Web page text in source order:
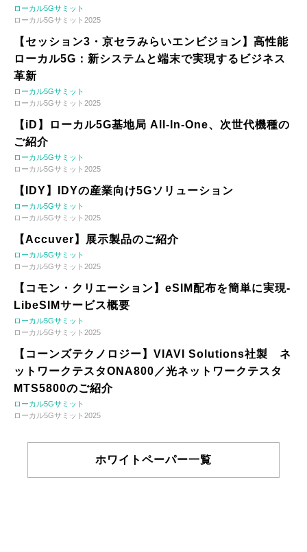
ローカル5Gサミット
ローカル5Gサミット2025
【セッション3・京セラみらいエンビジョン】高性能
ローカル5G：新システムと端末で実現するビジネス
革新
ローカル5Gサミット
ローカル5Gサミット2025
【iD】ローカル5G基地局 All-In-One、次世代機種の
ご紹介
ローカル5Gサミット
ローカル5Gサミット2025
【IDY】IDYの産業向け5Gソリューション
ローカル5Gサミット
ローカル5Gサミット2025
【Accuver】展示製品のご紹介
ローカル5Gサミット
ローカル5Gサミット2025
【コモン・クリエーション】eSIM配布を簡単に実現-
LibeSIMサービス概要
ローカル5Gサミット
ローカル5Gサミット2025
【コーンズテクノロジー】VIAVI Solutions社製 ネ
ットワークテスタONA800／光ネットワークテスタ
MTS5800のご紹介
ローカル5Gサミット
ローカル5Gサミット2025
ホワイトペーパー一覧